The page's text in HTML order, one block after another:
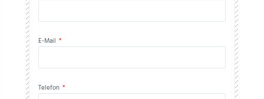
E-Mail *
Telefon *